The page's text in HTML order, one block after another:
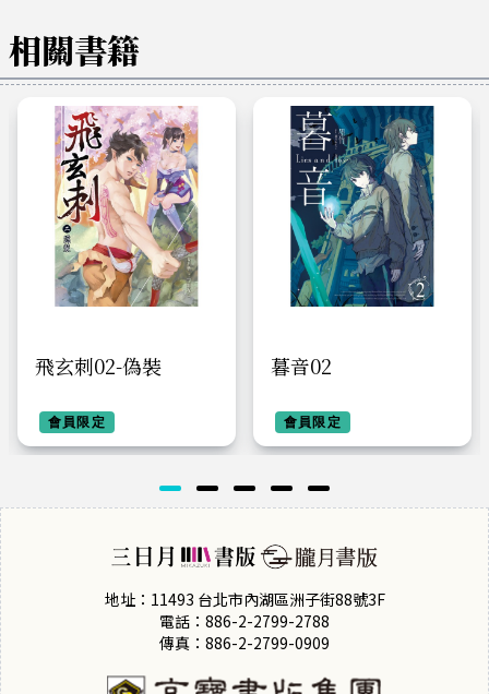
相關書籍
飛玄刺02-偽裝
會員限定
暮音02
會員限定
地址：11493 台北市內湖區洲子街88號3F
電話：886-2-2799-2788
傳真：886-2-2799-0909